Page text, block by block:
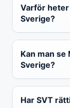
Varför heter
Sverige?
Kan man se
Sverige?
Har SVT